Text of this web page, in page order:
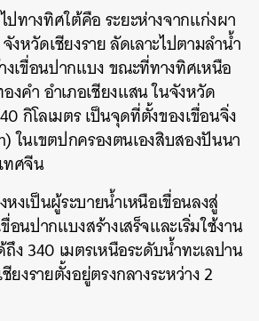
ปทางทิศใต้คือ ระยะห่างจากแก่งผา
งหวัดเชียงราย ลัดเลาะไปตามลำน้ำ
งเขื่อนปากแบง ขณะที่ทางทิศเหนือ
งคำ อำเภอเชียงแสน ในจังหวัด
กิโลเมตร เป็นจุดที่ตั้งของเขื่อนจิ่ง
ในเขตปกครองตนเองสิบสองปันนา
ศจีน
งเป็นผู้ระบายน้ำเหนือเขื่อนลงสู่
อนปากแบงสร้างเสร็จและเริ่มใช้งาน
ง 340 เมตรเหนือระดับน้ำทะเลปาน
ยงรายตั้งอยู่ตรงกลางระหว่าง 2